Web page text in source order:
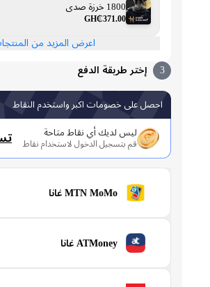
1800 خرزة صدى
GH₵371.00
اعرض المزيد من المنتجات
إختر طريقة الدفع
احصل على خصومات اكبر واستخدم النقاط
ليس لديك أي نقاط متاحة
قم بتسجيل الدخول لاستخدام نقاط تسجيل
MTN MoMo غانا
ATMoney غانا